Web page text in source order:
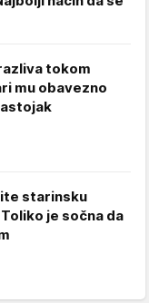
tokom
mu obavezno
starinsku
je sočna da